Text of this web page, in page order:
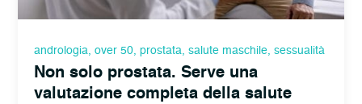
Non solo prostata. Serve una
valutazione completa della salute
andrologia, over 50, prostata, salute maschile, sessualità